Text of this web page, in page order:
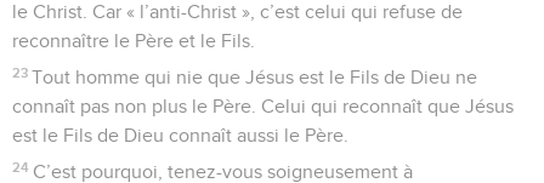
le Christ. Car « l’anti-Christ », c’est celui qui refuse de
reconnaître le Père et le Fils.
23 Tout homme qui nie que Jésus est le Fils de Dieu ne
connaît pas non plus le Père. Celui qui reconnaît que Jésus
est le Fils de Dieu connaît aussi le Père.
24 C’est pourquoi, tenez-vous soigneusement à